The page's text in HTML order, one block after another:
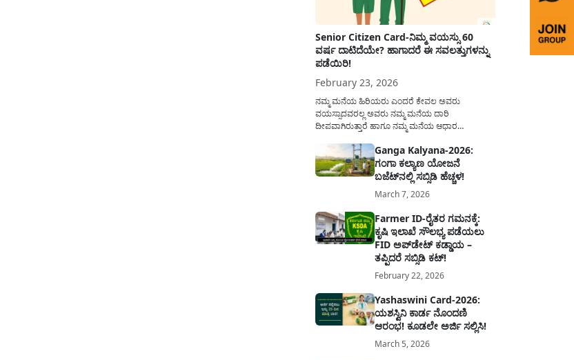
Senior Citizen Card-ನಿಮ್ಮ ವಯಸ್ಸು 60
ವರ್ಷ ದಾಟಿದೆಯೇ? ಹಾಗಾದರೆ ಈ ಸವಲತ್ತುಗಳನ್ನು
ಪಡೆಯಿರಿ!
February 23, 2026
ನಮ್ಮ ಮನೆಯ ಹಿರಿಯರು ಎಂದರೆ ಕೇವಲ ಅವರು
ವಯಸ್ಸಾದವರಲ್ಲ ಅವರು ನಮ್ಮ ಮನೆಯ ದಾರಿ
ದೀಪವಾಗಿರುತ್ತಾರೆ ಹಾಗೂ ನಮ್ಮ ಮನೆಯ ಆಧಾರ
ಸಮಾಜಕ್ಕಾಗಿ ದುಡಿತಿರುತ್ತಾರೆ ಹಾಗೆಯೇ ಅವರು ತಮ್ಮ 60
ವರ್ಷಗಳ ನಂತರದ ಜೀವನವನ್ನು ನೆಮ್ಮದಿಯಿಂದ
ಕಳೆಯಬೇಕೆಂಬುದು ಪ್ರತಿಯೊಬ್ಬರ ಕನಸಾಗಿರುತ್ತದೆ ಆದ್ದರಿಂದ
ಸರ್ಕಾರವು ಹಿರಿಯ ನಾಗರಿಕರ ಗುರುತಿನ ಚೀಟಿ...
Ganga Kalyana-2026:
ಗಂಗಾ ಕಲ್ಯಾಣ ಯೋಜನೆ
ಬಜೆಟ್‌ನಲ್ಲಿ ಸಬ್ಸಿಡಿ ಹೆಚ್ಚಳ!
March 7, 2026
Farmer ID-ರೈತರ ಗಮನಕ್ಕೆ:
ಕೃಷಿ ಇಲಾಖೆ ಸೌಲಭ್ಯ ಪಡೆಯಲು
FID ಅಪ್‌ಡೇಟ್ ಕಡ್ಡಾಯ –
ತಪ್ಪಿದರೆ ಸಬ್ಸಿಡಿ ಕಟ್!
February 22, 2026
Yashaswini Card-2026:
ಯಶಸ್ವಿನಿ ಕಾರ್ಡ ನೊಂದಣಿ
ಆರಂಭ! ಕೂಡಲೇ ಅರ್ಜಿ ಸಲ್ಲಿಸಿ!
March 5, 2026